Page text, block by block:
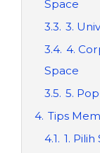
Space
3.3. 3.
3.4. 4.
Space
3.5. 5.
4. Tips
4.1. 1.